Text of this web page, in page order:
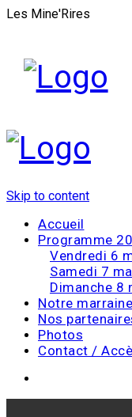
Les Mine'Rires
Skip to content
Accueil
Programme
Vendredi 6
Samedi 7
Dimanche 8
Notre marraine
Nos
Photos
Contact /